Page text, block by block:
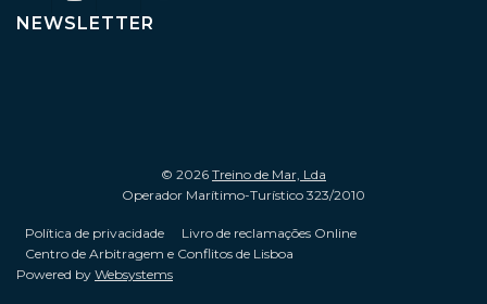
NEWSLETTER
© 2026 Treino de Mar, Lda
Operador Marítimo-Turístico 323/2010
Política de privacidade
Livro de reclamações Online
Centro de Arbitragem e Conflitos de Lisboa
Powered by Websystems